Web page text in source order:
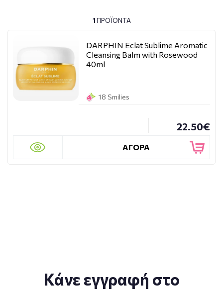
1ΠΡΟΪΌΝΤΑ
DARPHIN Eclat Sublime Aromatic
Cleansing Balm with Rosewood
40ml
18 Smilies
22.50€
ΑΓΟΡΑ
Κάνε εγγραφή στο